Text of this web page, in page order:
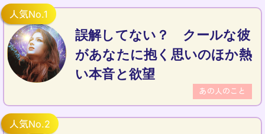
あの人のこと
誤解してない？ クールな彼
があなたに抱く思いのほか熱
い本音と欲望